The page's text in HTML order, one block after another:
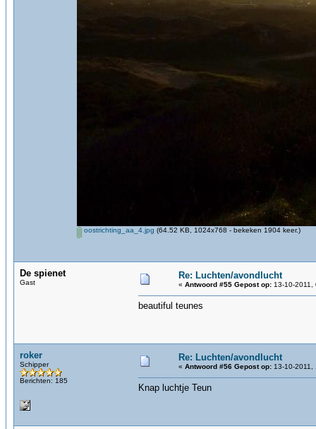
oostrichting_aa_4.jpg (64.52 KB, 1024x768 - bekeken 1904 keer.)
De spienet
Gast
Re: Luchten/avondlucht
« Antwoord #55 Gepost op: 13-10-
beautiful teunes
roker
Schipper
Berichten: 185
Re: Luchten/avondlucht
« Antwoord #56 Gepost op: 13-10-
Knap luchtje Teun